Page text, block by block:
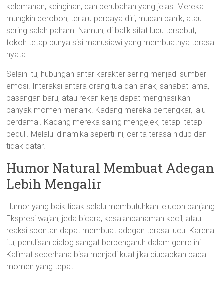
kelemahan, keinginan, dan perubahan yang jelas. Mereka
mungkin ceroboh, terlalu percaya diri, mudah panik, atau
sering salah paham. Namun, di balik sifat lucu tersebut,
tokoh tetap punya sisi manusiawi yang membuatnya terasa
nyata.
Selain itu, hubungan antar karakter sering menjadi sumber
emosi. Interaksi antara orang tua dan anak, sahabat lama,
pasangan baru, atau rekan kerja dapat menghasilkan
banyak momen menarik. Kadang mereka bertengkar, lalu
berdamai. Kadang mereka saling mengejek, tetapi tetap
peduli. Melalui dinamika seperti ini, cerita terasa hidup dan
tidak datar.
Humor Natural Membuat Adegan
Lebih Mengalir
Humor yang baik tidak selalu membutuhkan lelucon panjang.
Ekspresi wajah, jeda bicara, kesalahpahaman kecil, atau
reaksi spontan dapat membuat adegan terasa lucu. Karena
itu, penulisan dialog sangat berpengaruh dalam genre ini.
Kalimat sederhana bisa menjadi kuat jika diucapkan pada
momen yang tepat.